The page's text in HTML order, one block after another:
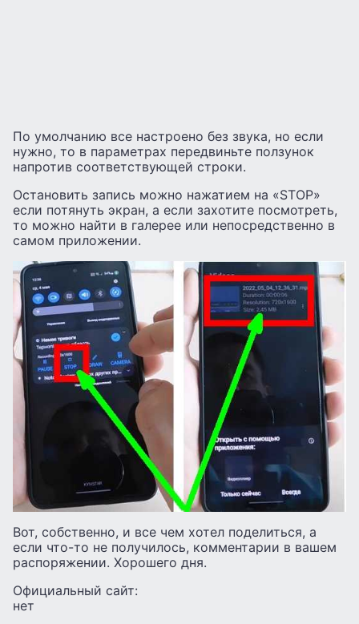
По умолчанию все настроено без звука, но если
нужно, то в параметрах передвиньте ползунок
напротив соответствующей строки.
Остановить запись можно нажатием на «STOP»
если потянуть экран, а если захотите посмотреть,
то можно найти в галерее или непосредственно в
самом приложении.
Вот, собственно, и все чем хотел поделиться, а
если что-то не получилось, комментарии в вашем
распоряжении. Хорошего дня.
Официальный сайт:
нет